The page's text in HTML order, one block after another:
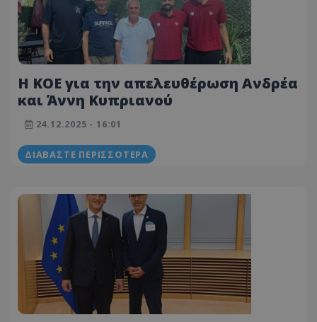
Η ΚΟΕ για την απελευθέρωση Ανδρέα
και Άννη Κυπριανού
24.12.2025 - 16:01
ΔΙΑΒΆΣΤΕ ΠΕΡΙΣΣΌΤΕΡΑ